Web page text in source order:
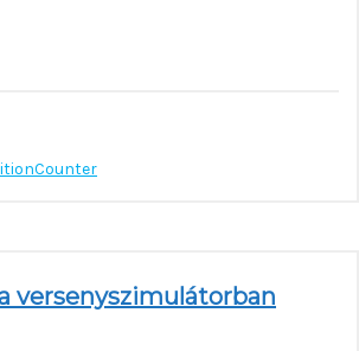
versenyszimulátorban